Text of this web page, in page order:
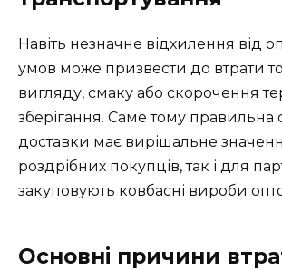
Навіть незначне відхилення від
умов може призвести до втрати
вигляду, смаку або скорочення
зберігання. Саме тому правильна
доставки має вирішальне
роздрібних покупців, так і для
закуповують ковбасні вироби
Основні причини